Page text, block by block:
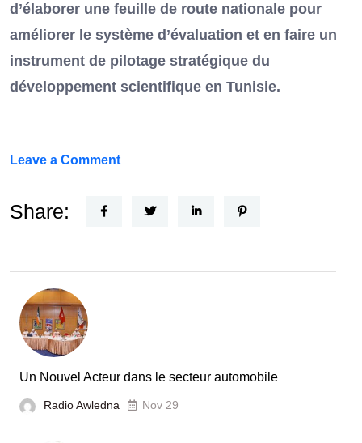
d’élaborer une feuille de route nationale pour
améliorer le système d’évaluation et en faire un
instrument de pilotage stratégique du
développement scientifique en Tunisie.
Leave a Commenton
Horizon
la
France
Share:
Un Nouvel Acteur dans le secteur automobile
Radio Awledna Nov 29